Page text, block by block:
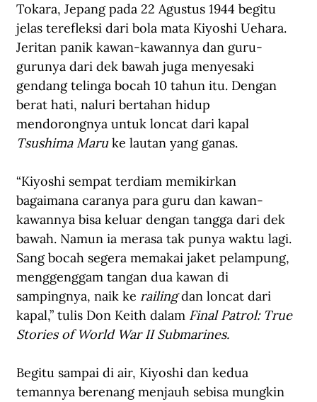
Tokara, Jepang pada 22 Agustus 1944 begitu
jelas terefleksi dari bola mata Kiyoshi Uehara.
Jeritan panik kawan-kawannya dan guru-
gurunya dari dek bawah juga menyesaki
gendang telinga bocah 10 tahun itu. Dengan
berat hati, naluri bertahan hidup
mendorongnya untuk loncat dari kapal
Tsushima Maru ke lautan yang ganas.
“Kiyoshi sempat terdiam memikirkan
bagaimana caranya para guru dan kawan-
kawannya bisa keluar dengan tangga dari dek
bawah. Namun ia merasa tak punya waktu lagi.
Sang bocah segera memakai jaket pelampung,
menggenggam tangan dua kawan di
sampingnya, naik ke railing dan loncat dari
kapal,” tulis Don Keith dalam Final Patrol: True
Stories of World War II Submarines.
Begitu sampai di air, Kiyoshi dan kedua
temannya berenang menjauh sebisa mungkin